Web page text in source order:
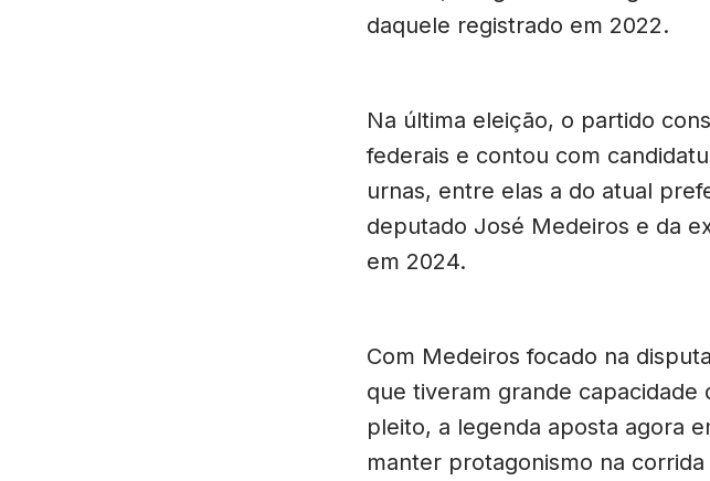
daquele registrado em 2022.
Na última eleição, o partido
federais e contou com
urnas, entre elas a do atual
deputado José Medeiros e da
em 2024.
Com Medeiros focado na
que tiveram grande
pleito, a legenda aposta agora
manter protagonismo na